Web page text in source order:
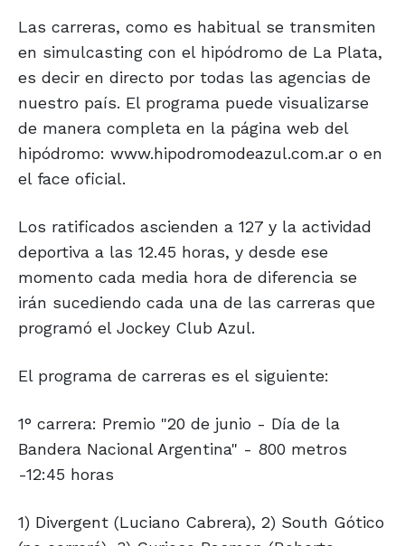
Las carreras, como es habitual se transmiten
en simulcasting con el hipódromo de La Plata,
es decir en directo por todas las agencias de
nuestro país. El programa puede visualizarse
de manera completa en la página web del
hipódromo: www.hipodromodeazul.com.ar o en
el face oficial.
Los ratificados ascienden a 127 y la actividad
deportiva a las 12.45 horas, y desde ese
momento cada media hora de diferencia se
irán sucediendo cada una de las carreras que
programó el Jockey Club Azul.
El programa de carreras es el siguiente:
1° carrera: Premio "20 de junio - Día de la
Bandera Nacional Argentina" - 800 metros
-12:45 horas
1) Divergent (Luciano Cabrera), 2) South Gótico